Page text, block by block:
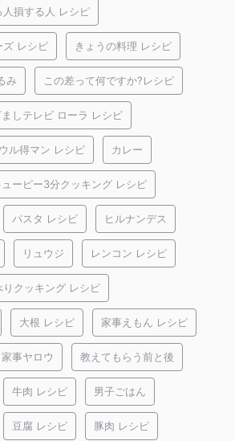
損する人 レシピ
ズ レシピ きょうの料理 レシピ
み この差って何ですか?レシピ
しテレビ ローラ レシピ
ウル得マン レシピ カレー
ューピー3分クッキング レシピ
パスタ レシピ ヒルナンデス
リュウジ レンコン レシピ
りクッキング レシピ
大根 レシピ 家事えもん レシピ
家事ヤロウ 教えてもらう前と後
牛肉 レシピ 男子ごはん
豆腐 レシピ 豚肉 レシピ